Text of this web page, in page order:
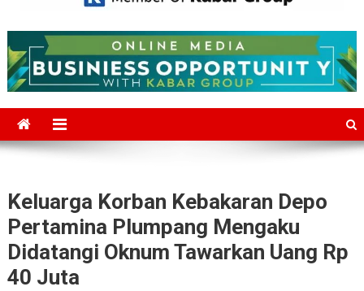
Mediajakarta.com
Keluarga Korban Kebakaran Depo
Pertamina Plumpang Mengaku
Didatangi Oknum Tawarkan Uang Rp
40 Juta